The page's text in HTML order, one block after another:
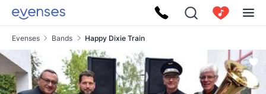
Evenses Bands Happy Dixie Train